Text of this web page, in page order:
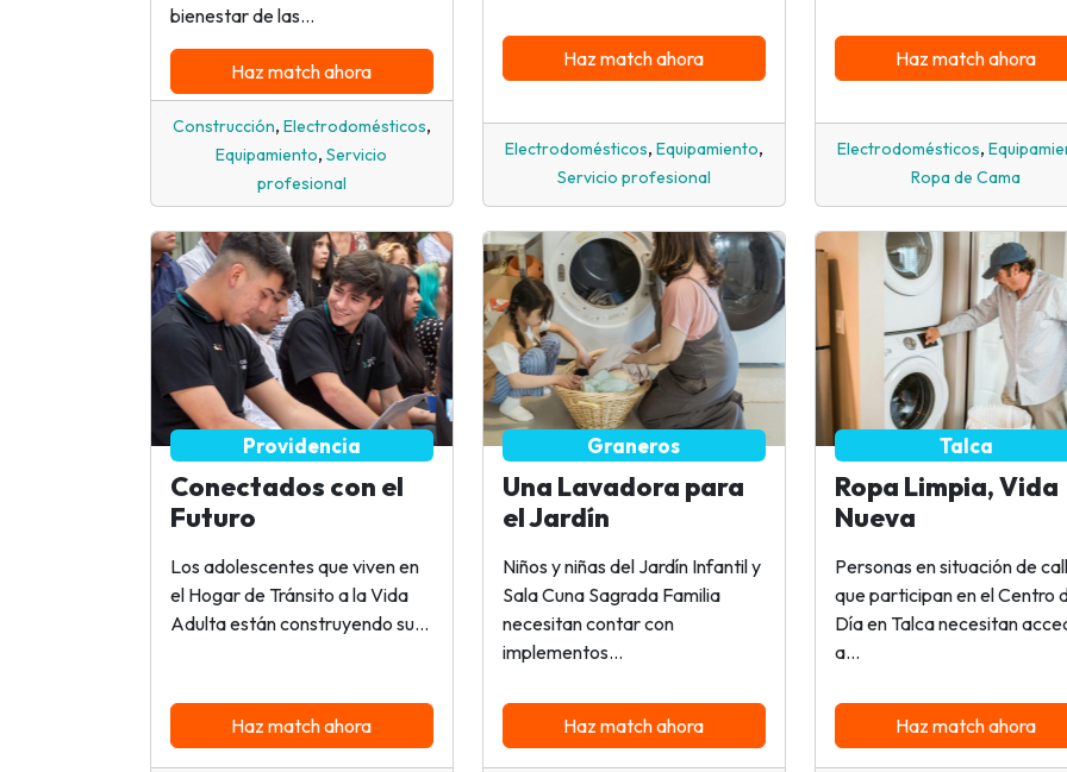
bienestar de las...
Haz match ahora
Construcción, Electrodomésticos,
Equipamiento,Servicio
profesional
Haz match ahora
Electrodomésticos, Equipamiento,
Servicio profesional
Haz match ahora
Electrodomésticos,
Ropa de Cama
Providencia
Conectados con el
Futuro
Los adolescentes que viven en
el Hogar de Tránsito a la Vida
Adulta están construyendo su...
Haz match ahora
Graneros
Una Lavadora para
el Jardín
Niños y niñas del Jardín Infantil y
Sala Cuna Sagrada Familia
necesitan contar con
implementos...
Haz match ahora
Talca
Ropa Limpia, Vida
Nueva
Personas en situación de
que participan en el Centro
Día en Talca necesitan
a...
Haz match ahora